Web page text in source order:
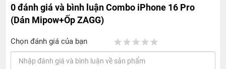
0 đánh giá và bình luậnCombo iPhone 16 Pro
(Dán Mipow+Ốp ZAGG)
Chọn đánh giá của bạn